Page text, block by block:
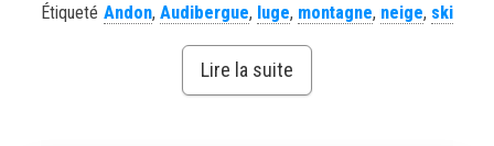
Étiqueté Andon, Audibergue, luge, montagne, neige, ski
Lire la suite